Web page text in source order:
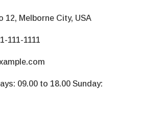
12, Melborne City, USA
111-1111
09.00 to 18.00 Sunday: